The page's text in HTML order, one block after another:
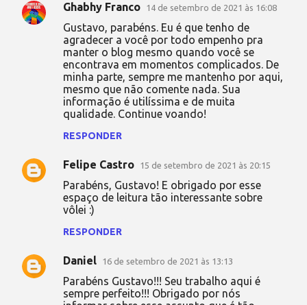
Ghabhy Franco 14 de setembro de 2021 às 16:08
Gustavo, parabéns. Eu é que tenho de
agradecer a você por todo empenho pra
manter o blog mesmo quando você se
encontrava em momentos complicados. De
minha parte, sempre me mantenho por aqui,
mesmo que não comente nada. Sua
informação é utilíssima e de muita
qualidade. Continue voando!
RESPONDER
Felipe Castro 15 de setembro de 2021 às 20:15
Parabéns, Gustavo! E obrigado por esse
espaço de leitura tão interessante sobre
vôlei :)
RESPONDER
Daniel 16 de setembro de 2021 às 13:13
Parabéns Gustavo!!! Seu trabalho aqui é
sempre perfeito!!! Obrigado por nós